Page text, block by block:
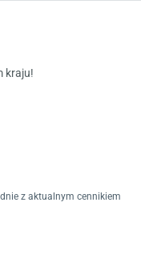
kraju!
z aktualnym cennikiem